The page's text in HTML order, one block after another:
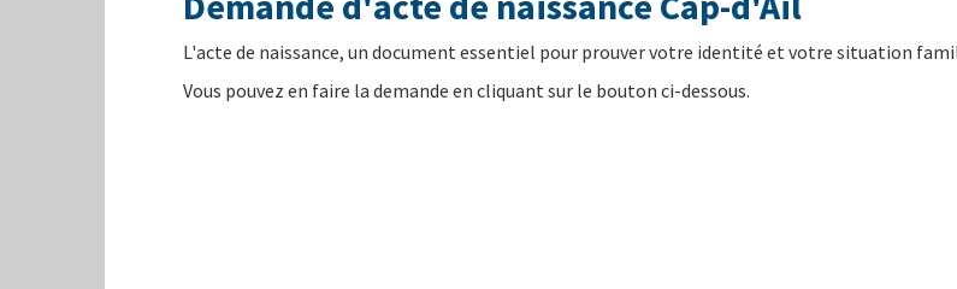
L'acte de naissance, un document essentiel pour prouver votre identité et votre situation
Vous pouvez en faire la demande en cliquant sur le bouton ci-dessous.